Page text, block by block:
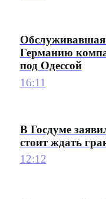
Обслуживавшая
Германию
под Одессой
16:11
В Госдуме
стоит ждать
12:12